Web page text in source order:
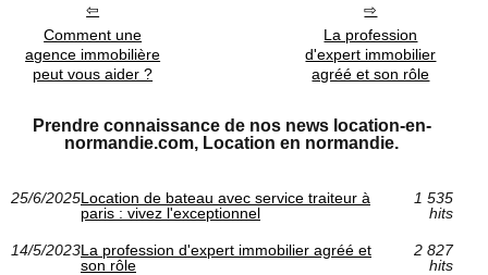
Comment une
agence immobilière
peut vous aider ?
La profession
d'expert immobilier
agréé et son rôle
Prendre connaissance de nos news location-en-
normandie.com, Location en normandie.
25/6/2025Location de bateau avec service traiteur à
paris : vivez l'exceptionnel
1 535
hits
14/5/2023La profession d'expert immobilier agréé et
son rôle
2 827
hits